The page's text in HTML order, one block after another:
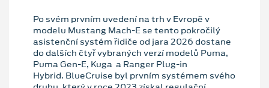
Po svém prvním uvedení na trh v Evropě v
modelu Mustang Mach-E se tento pokročilý
asistenční systém řidiče od jara 2026 dostane
do dalších čtyř vybraných verzí modelů Puma,
Puma Gen-E, Kuga a Ranger Plug-in
Hybrid. BlueCruise byl prvním systémem svého